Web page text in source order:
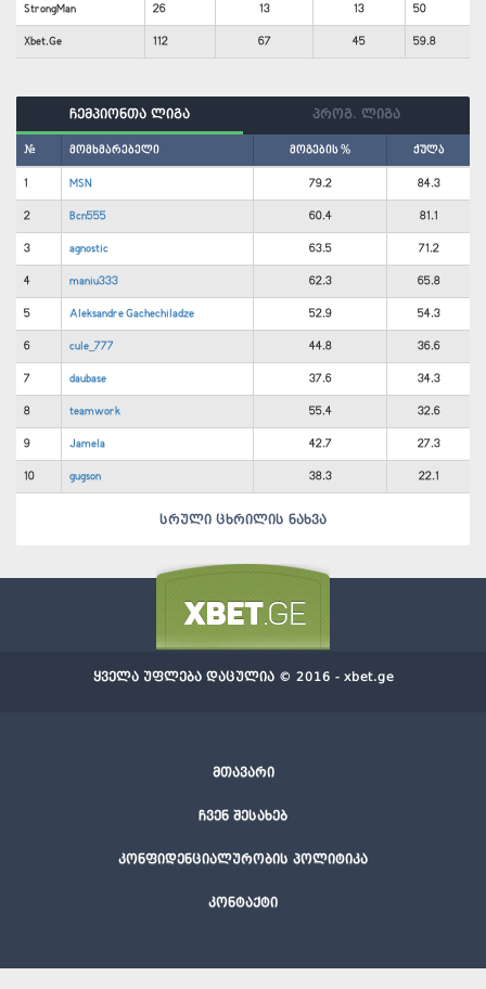
StrongMan 26 13 13 50
Xbet.Ge 112 67 45 59.8
ჩემპიონთა ლიგა პროგ. ლიგა
# მომხმარებელი მოგების % ქულა
1 MSN 79.2 84.3
2 Bcn555 60.4 81.1
3 agnostic 63.5 71.2
4 maniu333 62.3 65.8
5 Aleksandre Gachechiladze 52.9 54.3
6 cule_777 44.8 36.6
7 daubase 37.6 34.3
8 teamwork 55.4 32.6
9 Jamela 42.7 27.3
10 gugson 38.3 22.1
სრული ცხრილის ნახვა
მთავარი
ჩვენ შესახებ
კონფიდენციალურობის პოლიტიკა
კონტაქტი
ყველა უფლება დაცულია © 2016 - xbet.ge